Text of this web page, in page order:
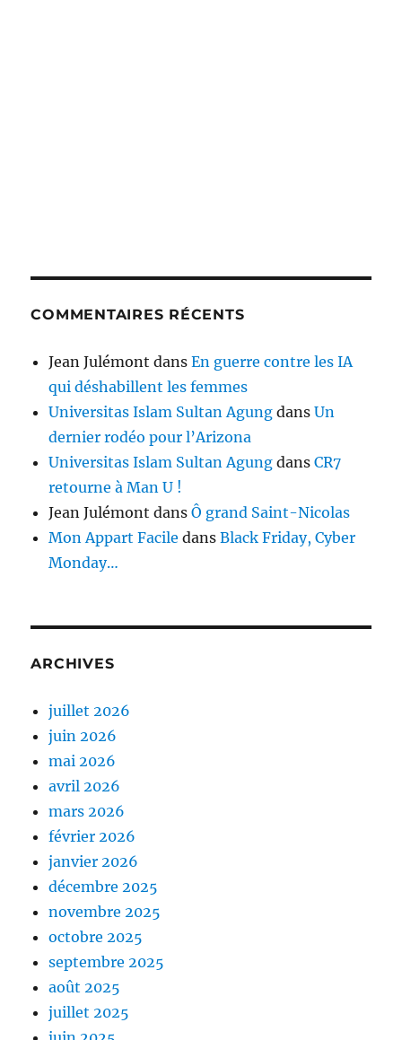
COMMENTAIRES RÉCENTS
Jean Julémont dansEn guerre contre les IA
qui déshabillent les femmes
Universitas Islam Sultan Agung dansUn
dernier rodéo pour l’Arizona
Universitas Islam Sultan Agung dansCR7
retourne à Man U !
Jean Julémont dansÔ grand Saint-Nicolas
Mon Appart Facile dansBlack Friday, Cyber
Monday…
ARCHIVES
juillet 2026
juin 2026
mai 2026
avril 2026
mars 2026
février 2026
janvier 2026
décembre 2025
novembre 2025
octobre 2025
septembre 2025
août 2025
juillet 2025